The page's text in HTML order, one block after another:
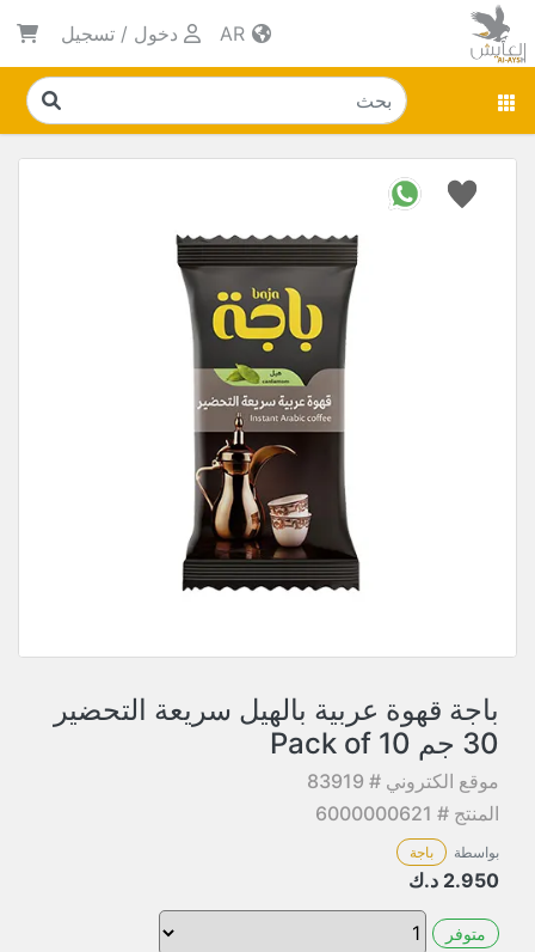
دخول / تسجيل
باجة قهوة عربية بالهيل سريعة التحضير
30 جم Pack of 10
موقع الكتروني # 83919
المنتج # 6000000621
بواسطة باجة
2.950 د.ك
متوفر